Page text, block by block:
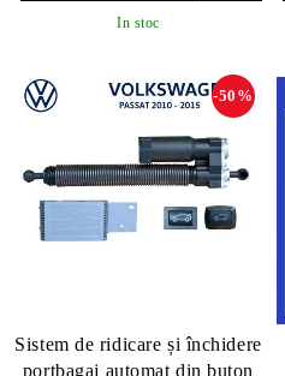
In stoc
Sistem de ridicare și închidere
portbagaj automat din buton
-50%